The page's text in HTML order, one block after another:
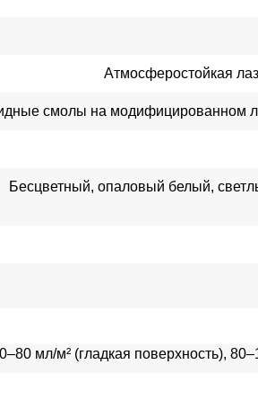
Атмосферостойкая
смолы на модифицированном
Бесцветный, опаловый белый,
мл/м² (гладкая поверхность),